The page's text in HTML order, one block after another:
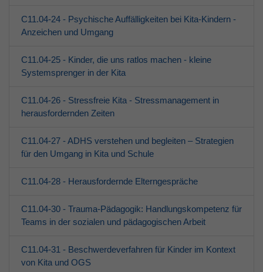
C11.04-24 - Psychische Auffälligkeiten bei Kita-Kindern -
Anzeichen und Umgang
C11.04-25 - Kinder, die uns ratlos machen - kleine
Systemsprenger in der Kita
C11.04-26 - Stressfreie Kita - Stressmanagement in
herausfordernden Zeiten
C11.04-27 - ADHS verstehen und begleiten – Strategien
für den Umgang in Kita und Schule
C11.04-28 - Herausfordernde Elterngespräche
C11.04-30 - Trauma-Pädagogik: Handlungskompetenz für
Teams in der sozialen und pädagogischen Arbeit
C11.04-31 - Beschwerdeverfahren für Kinder im Kontext
von Kita und OGS